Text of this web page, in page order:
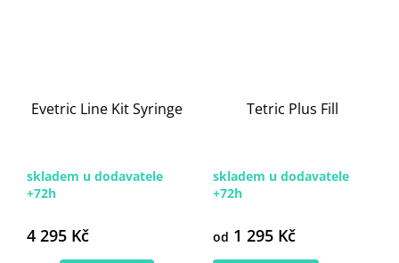
Evetric Line Kit Syringe
skladem u dodavatele
+72h
4 295 Kč
Tetric Plus Fill
skladem u dodavatele
+72h
od 1 295 Kč